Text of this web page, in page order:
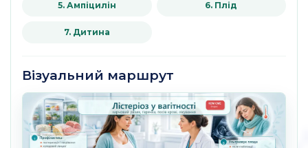
5. Ампіцилін 6. Плід
7. Дитина
Візуальний маршрут